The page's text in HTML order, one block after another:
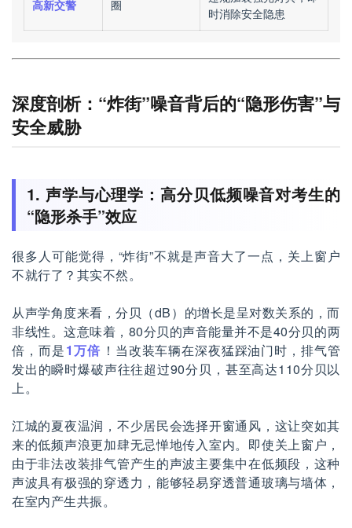
高新交警 圈
时消除安全隐患
深度剖析：“炸街”噪音背后的“隐形伤害”与
安全威胁
1. 声学与心理学：高分贝低频噪音对考生的
“隐形杀手”效应
很多人可能觉得，“炸街”不就是声音大了一点，关上窗户
不就行了？其实不然。
从声学角度来看，分贝（dB）的增长是呈对数关系的，而
非线性。这意味着，80分贝的声音能量并不是40分贝的两
倍，而是1万倍 ！当改装车辆在深夜猛踩油门时，排气管
发出的瞬时爆破声往往超过90分贝，甚至高达110分贝以
上。
江城的夏夜温润，不少居民会选择开窗通风，这让突如其
来的低频声浪更加肆无忌惮地传入室内。即使关上窗户，
由于非法改装排气管产生的声波主要集中在低频段，这种
声波具有极强的穿透力，能够轻易穿透普通玻璃与墙体，
在室内产生共振。